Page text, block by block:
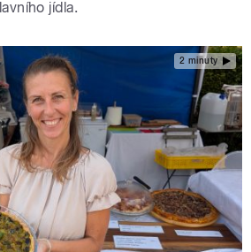
jídla.
2 minuty